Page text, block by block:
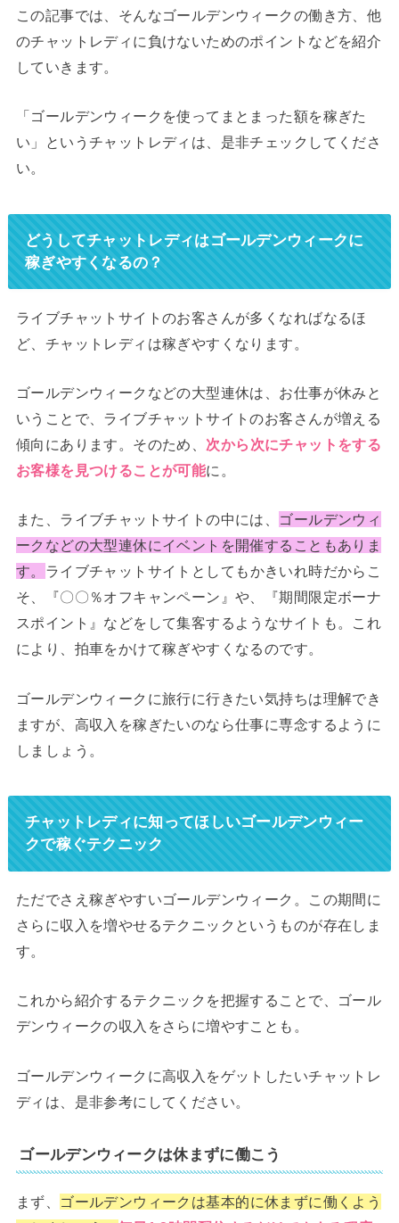
この記事では、そんなゴールデンウィークの働き方、他
のチャットレディに負けないためのポイントなどを紹介
していきます。
「ゴールデンウィークを使ってまとまった額を稼ぎた
い」というチャットレディは、是非チェックしてくださ
い。
どうしてチャットレディはゴールデンウィークに
稼ぎやすくなるの？
ライブチャットサイトのお客さんが多くなればなるほ
ど、チャットレディは稼ぎやすくなります。
ゴールデンウィークなどの大型連休は、お仕事が休みと
いうことで、ライブチャットサイトのお客さんが増える
傾向にあります。そのため、 次から次にチャットをする
お客様を見つけることが可能に。
また、ライブチャットサイトの中には、 ゴールデンウィ
ークなどの大型連休にイベントを開催することもありま
す。 ライブチャットサイトとしてもかきいれ時だからこ
そ、『〇〇％オフキャンペーン』や、『期間限定ボーナ
スポイント』などをして集客するようなサイトも。これ
により、拍車をかけて稼ぎやすくなるのです。
ゴールデンウィークに旅行に行きたい気持ちは理解でき
ますが、高収入を稼ぎたいのなら仕事に専念するように
しましょう。
チャットレディに知ってほしいゴールデンウィー
クで稼ぐテクニック
ただでさえ稼ぎやすいゴールデンウィーク。この期間に
さらに収入を増やせるテクニックというものが存在しま
す。
これから紹介するテクニックを把握することで、ゴール
デンウィークの収入をさらに増やすことも。
ゴールデンウィークに高収入をゲットしたいチャットレ
ディは、是非参考にしてください。
ゴールデンウィークは休まずに働こう
まず、
ゴールデンウィークは基本的に休まずに働くよう